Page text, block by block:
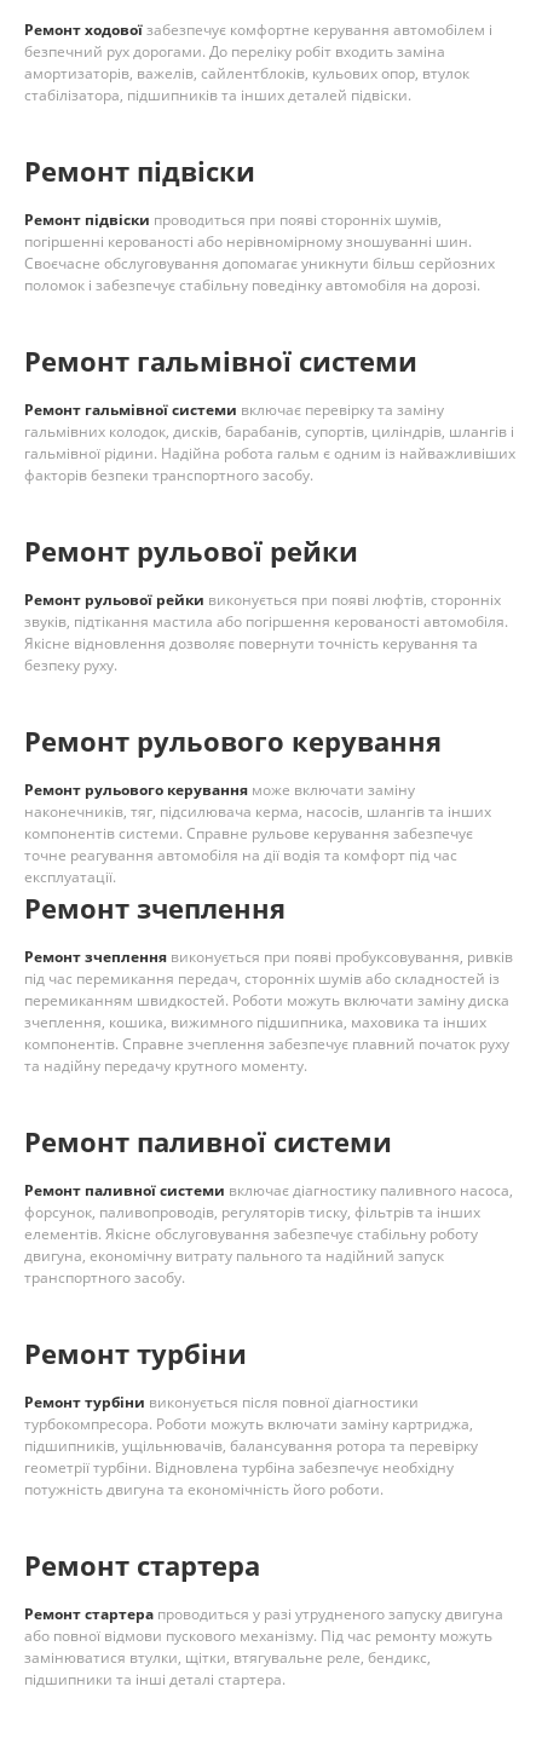
Ремонт ходовоїзабезпечує комфортне керування автомобілем і
безпечний рух дорогами. До переліку робіт входить заміна
амортизаторів, важелів, сайлентблоків, кульових опор, втулок
стабілізатора, підшипників та інших деталей підвіски.
Ремонт підвіски
Ремонт підвіски проводиться при появі сторонніх шумів,
погіршенні керованості або нерівномірному зношуванні шин.
Своєчасне обслуговування допомагає уникнути більш серйозних
поломок і забезпечує стабільну поведінку автомобіля на дорозі.
Ремонт гальмівної системи
Ремонт гальмівної системи включає перевірку та заміну
гальмівних колодок, дисків, барабанів, супортів, циліндрів, шлангів і
гальмівної рідини. Надійна робота гальм є одним із найважливіших
факторів безпеки транспортного засобу.
Ремонт рульової рейки
Ремонт рульової рейки виконується при появі люфтів, сторонніх
звуків, підтікання мастила або погіршення керованості автомобіля.
Якісне відновлення дозволяє повернути точність керування та
безпеку руху.
Ремонт рульового керування
Ремонт рульового керування може включати заміну
наконечників, тяг, підсилювача керма, насосів, шлангів та інших
компонентів системи. Справне рульове керування забезпечує
точне реагування автомобіля на дії водія та комфорт під час
експлуатації.
Ремонт зчеплення
Ремонт зчеплення виконується при появі пробуксовування, ривків
під час перемикання передач, сторонніх шумів або складностей із
перемиканням швидкостей. Роботи можуть включати заміну диска
зчеплення, кошика, вижимного підшипника, маховика та інших
компонентів. Справне зчеплення забезпечує плавний початок руху
та надійну передачу крутного моменту.
Ремонт паливної системи
Ремонт паливної системи включає діагностику паливного насоса,
форсунок, паливопроводів, регуляторів тиску, фільтрів та інших
елементів. Якісне обслуговування забезпечує стабільну роботу
двигуна, економічну витрату пального та надійний запуск
транспортного засобу.
Ремонт турбіни
Ремонт турбіни виконується після повної діагностики
турбокомпресора. Роботи можуть включати заміну картриджа,
підшипників, ущільнювачів, балансування ротора та перевірку
геометрії турбіни. Відновлена турбіна забезпечує необхідну
потужність двигуна та економічність його роботи.
Ремонт стартера
Ремонт стартера проводиться у разі утрудненого запуску двигуна
або повної відмови пускового механізму. Під час ремонту можуть
замінюватися втулки, щітки, втягувальне реле, бендикс,
підшипники та інші деталі стартера.